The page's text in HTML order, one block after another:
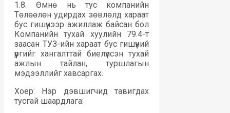
1.8. Өмнө нь тус компанийн
Төлөөлөн удирдах зөвлөлд хараат
бус гишүүнээр ажиллаж байсан бол
Компанийн тухай хуулийн 79.4-т
заасан ТУЗ-ийн хараат бус гишүүний
үүргийг хангалттай биелүүлсэн тухай
ажлын тайлан, туршлагын
мэдээллийг хавсаргах.
Хоер: Нэр дэвшигчид тавигдах
тусгай шаардлага: